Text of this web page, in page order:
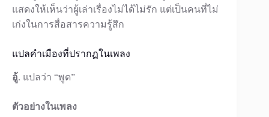
แสดงให้เห็นว่าผู้เล่าเรื่องไม่ได้ไม่รัก แต่เป็นคนที่ไม่
เก่งในการสื่อสารความรู้สึก
แปลคำเมืองที่ปรากฏในเพลง
อู้. แปลว่า “พูด”
ตัวอย่างในเพลง